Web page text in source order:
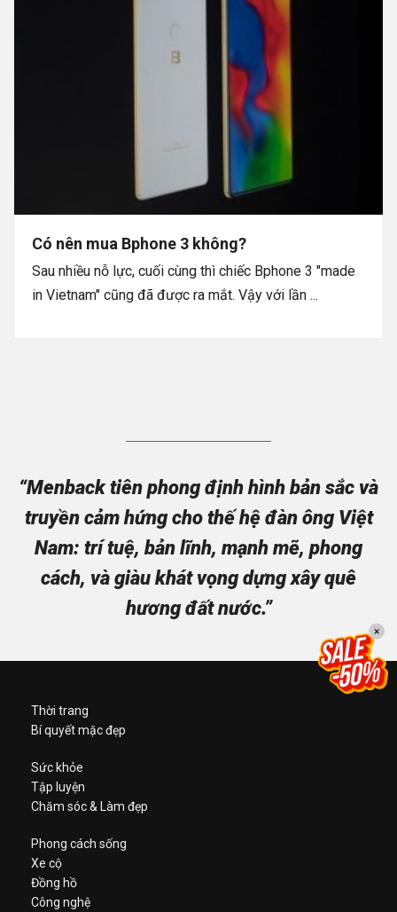
Có nên mua Bphone 3 không?
Sau nhiều nỗ lực, cuối cùng thì chiếc Bphone 3 "made
in Vietnam" cũng đã được ra mắt. Vậy với lần ...
“Menback tiên phong định hình bản sắc và
truyền cảm hứng cho thế hệ đàn ông Việt
Nam: trí tuệ, bản lĩnh, mạnh mẽ, phong
cách, và giàu khát vọng dựng xây quê
hương đất nước.”
Thời trang
Bí quyết mặc đẹp
Sức khỏe
Tập luyện
Chăm sóc & Làm đẹp
Phong cách sống
Xe cộ
Đồng hồ
Công nghệ
×